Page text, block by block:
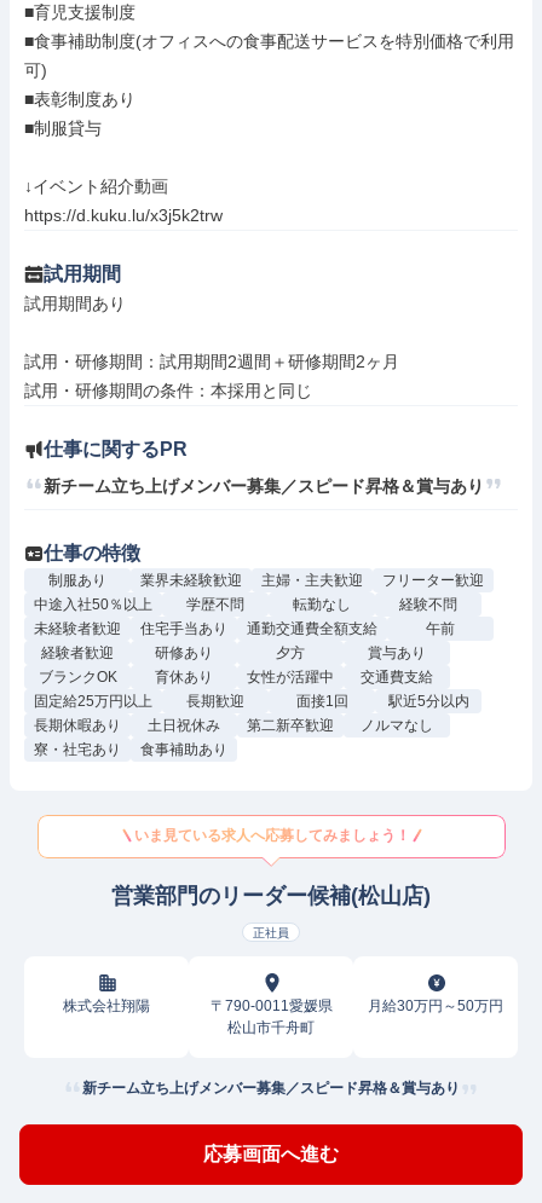
■育児支援制度
■食事補助制度(オフィスへの食事配送サービスを特別価格で利用
可)
■表彰制度あり
■制服貸与
↓イベント紹介動画
https://d.kuku.lu/x3j5k2trw
試用期間
試用期間あり
試用・研修期間：試用期間2週間＋研修期間2ヶ月
仕事に関するPR
新チーム立ち上げメンバー募集／スピード昇格＆賞与あり
仕事の特徴
制服あり 業界未経験歓迎 主婦・主夫歓迎
フリーター歓迎
中途入社50％以上
学歴不問 転勤なし
経験不問
未経験者歓迎
住宅手当あり 通勤交通費全額支給
午前
経験者歓迎
研修あり 夕方
賞与あり
ブランクOK
育休あり 女性が活躍中
交通費支給
固定給25万円以上
長期歓迎 面接1回
駅近5分以内
長期休暇あり
土日祝休み 第二新卒歓迎
ノルマなし
寮・社宅あり
食事補助あり
いま見ている求人へ応募してみましょう！
営業部門のリーダー候補(松山店)
正社員
株式会社翔陽
〒790-0011愛媛県
松山市千舟町
月給30万円～50万円
新チーム立ち上げメンバー募集／スピード昇格＆賞与あり
応募画面へ進む